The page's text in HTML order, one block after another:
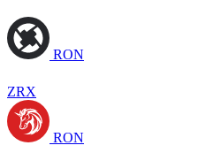
RON
ZRX
RON